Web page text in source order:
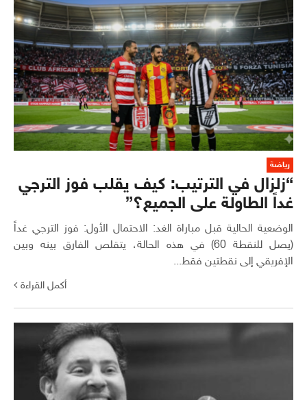
رياضة
“زلزال في الترتيب: كيف يقلب فوز الترجي
غداً الطاولة على الجميع؟”
الوضعية الحالية قبل مباراة الغد: الاحتمال الأول: فوز الترجي غداً
(يصل للنقطة 60) في هذه الحالة، يتقلص الفارق بينه وبين
الإفريقي إلى نقطتين فقط...
أكمل القراءة